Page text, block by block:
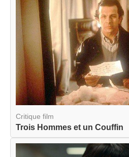
Critique film
Trois Hommes et un Couffin